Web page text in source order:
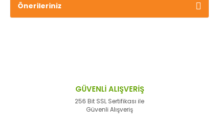
Önerileriniz
GÜVENLİ ALIŞVERİŞ
256 Bit SSL Sertifikası ile
Güvenli Alışveriş